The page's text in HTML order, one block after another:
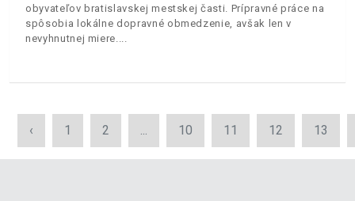
obyvateľov bratislavskej mestskej časti. Prípravné práce na
spôsobia lokálne dopravné obmedzenie, avšak len v
nevyhnutnej miere.
‹ 1 2 ... 10 11 12 13